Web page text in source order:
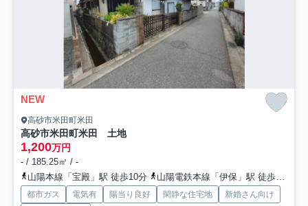
NEW
高砂市米田町米田
高砂市米田町米田 土地
1,200万円
- / 185.25㎡ / -
山陽本線「宝殿」駅 徒歩10分
山陽電鉄本線「伊保」駅 徒歩33分
都市ガス 電気有 陽当り良好 閑静な住宅地
新婚さん向け